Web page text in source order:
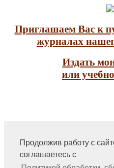
Продолжив работу с
соглашаетесь с
Приглашаем Вас к
журналах
Издать
или
На главную
Контакты, учредитель,
Политика обработки, сбора